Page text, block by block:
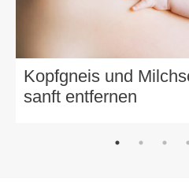
Kopfgneis und
sanft entfernen